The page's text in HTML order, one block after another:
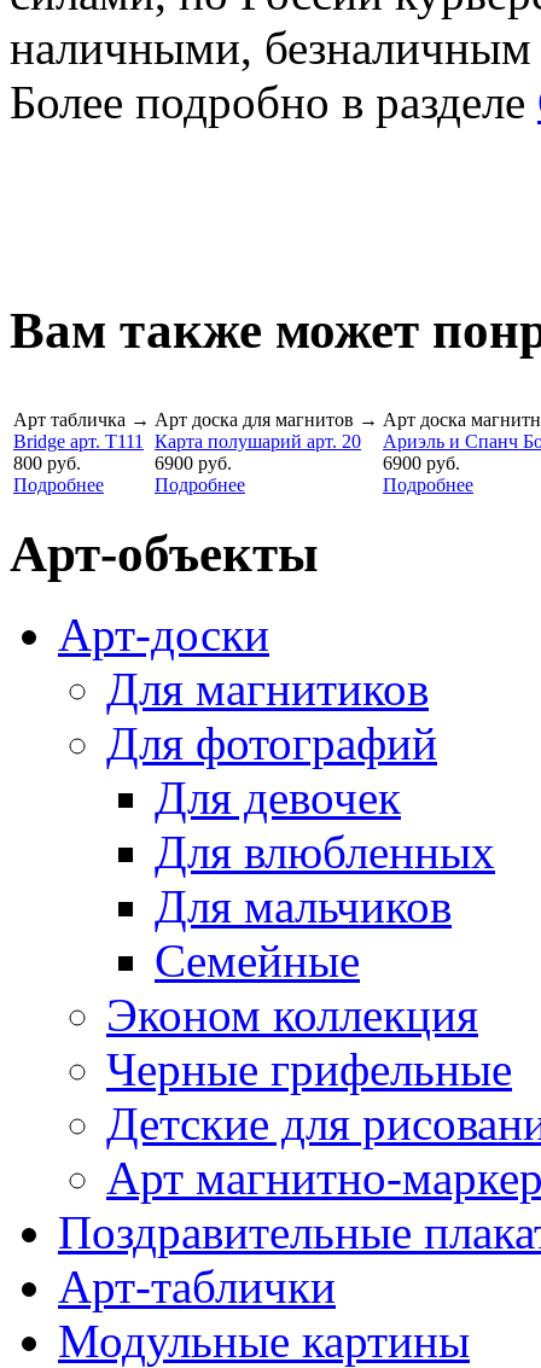
наличными,
Более подробно в разделе
Вам также может
Арт табличка →
Bridge арт. T111
800 руб.
Подробнее
Арт доска для магнитов →
Карта полушарий арт. 20
6900 руб.
Подробнее
Арт доска
Ариэль и Спанч
6900 руб.
Подробнее
Арт-объекты
Арт-доски
Для магнитиков
Для фотографий
Для девочек
Для влюбленных
Для мальчиков
Семейные
Эконом коллекция
Черные грифельные
Детские для
Арт магнитно-
Поздравительные
Арт-таблички
Модульные картины